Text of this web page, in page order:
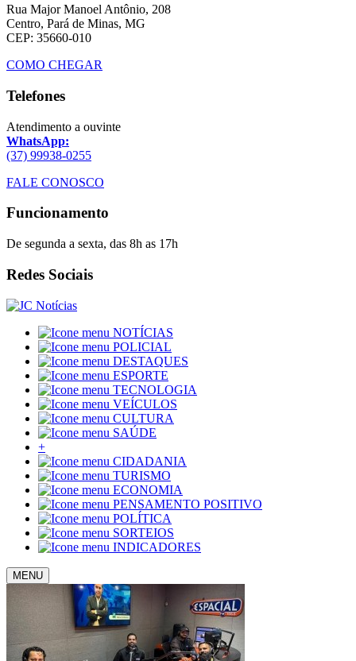
Rua Major Manoel Antônio, 208
Centro, Pará de Minas, MG
CEP: 35660-010
COMO CHEGAR
Telefones
Atendimento a ouvinte
WhatsApp:
(37) 99938-0255
FALE CONOSCO
Funcionamento
De segunda a sexta, das 8h as 17h
Redes Sociais
NOTÍCIAS
POLICIAL
DESTAQUES
ESPORTE
TECNOLOGIA
VEÍCULOS
CULTURA
SAÚDE
+
CIDADANIA
TURISMO
ECONOMIA
PENSAMENTO POSITIVO
POLÍTICA
SORTEIOS
INDICADORES
MENU